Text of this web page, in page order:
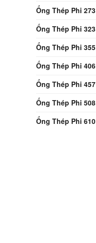
Ống Thép Phi 273
Ống Thép Phi 323
Ống Thép Phi 355
Ống Thép Phi 406
Ống Thép Phi 457
Ống Thép Phi 508
Ống Thép Phi 610